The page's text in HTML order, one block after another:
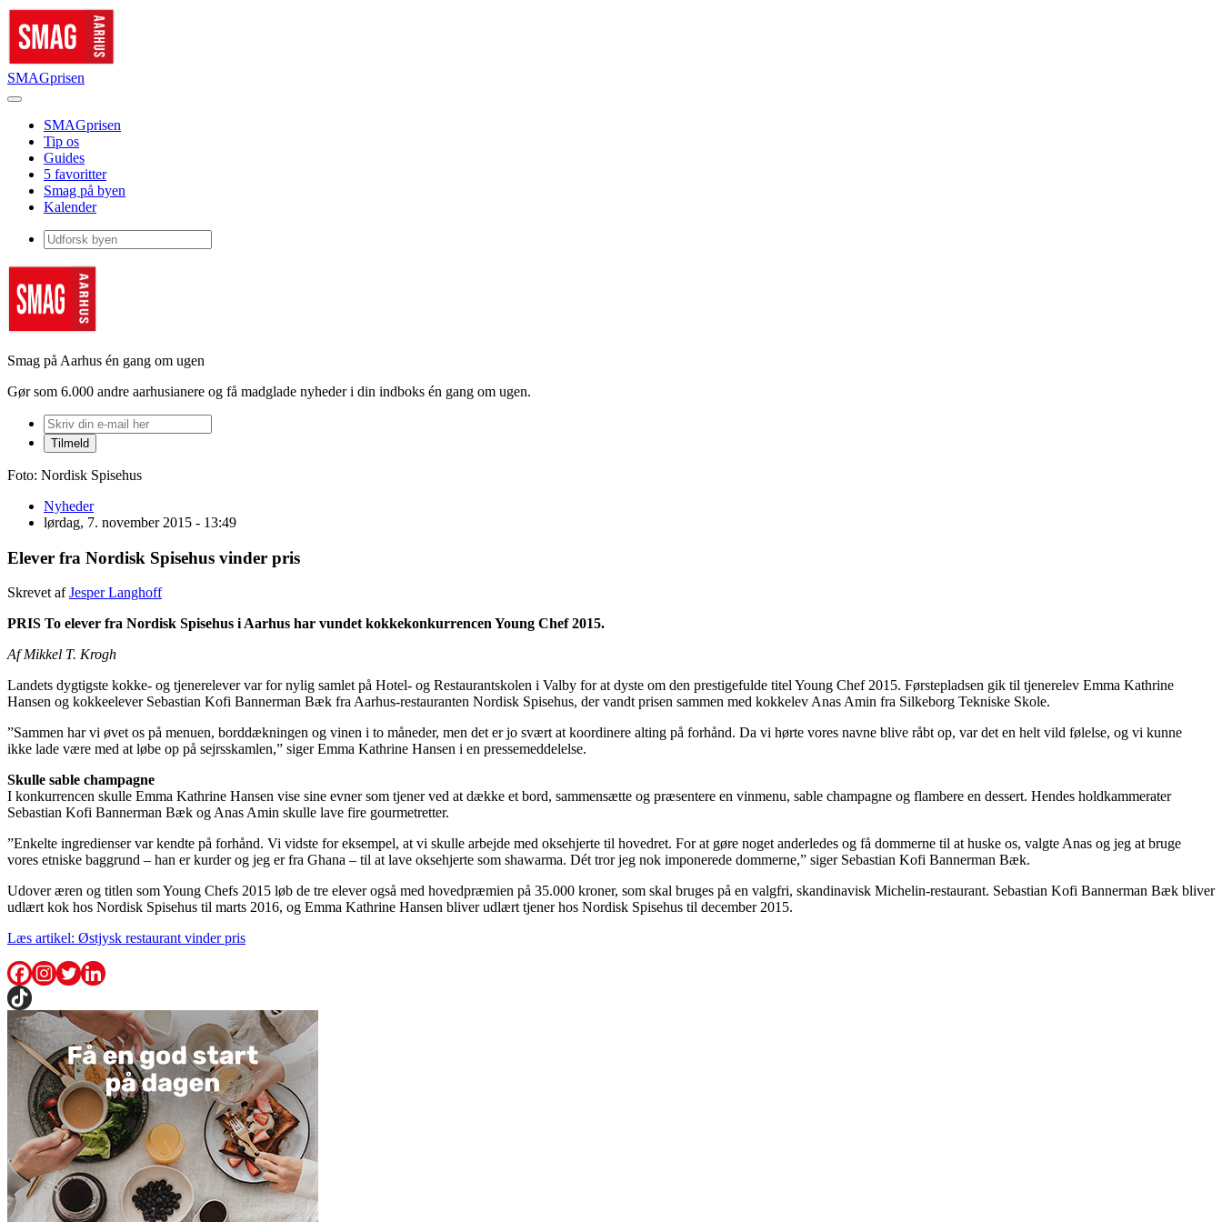
SMAGprisen
SMAGprisen
Tip os
Guides
5 favoritter
Smag på byen
Kalender
Smag på Aarhus én gang om ugen
Gør som 6.000 andre aarhusianere og få madglade nyheder i din indboks én gang om ugen.
Foto: Nordisk Spisehus
Nyheder
lørdag, 7. november 2015 - 13:49
Elever fra Nordisk Spisehus vinder pris
Skrevet afJesper Langhoff
PRIS To elever fra Nordisk Spisehus i Aarhus har vundet kokkekonkurrencen Young Chef 2015.
Af Mikkel T. Krogh
Landets dygtigste kokke- og tjenerelever var for nylig samlet på Hotel- og Restaurantskolen i Valby for at dyste om den prestigefulde titel Young Chef 2015. Førstepladsen gik til tjenerelev Emma Kathrine
Hansen og kokkeelever Sebastian Kofi Bannerman Bæk fra Aarhus-restauranten Nordisk Spisehus, der vandt prisen sammen med kokkelev Anas Amin fra Silkeborg Tekniske Skole.
”Sammen har vi øvet os på menuen, borddækningen og vinen i to måneder, men det er jo svært at koordinere alting på forhånd. Da vi hørte vores navne blive råbt op, var det en helt vild følelse, og vi kunne
ikke lade være med at løbe op på sejrsskamlen,” siger Emma Kathrine Hansen i en pressemeddelelse.
Skulle sable champagne
I konkurrencen skulle Emma Kathrine Hansen vise sine evner som tjener ved at dække et bord, sammensætte og præsentere en vinmenu, sable champagne og flambere en dessert. Hendes holdkammerater
Sebastian Kofi Bannerman Bæk og Anas Amin skulle lave fire gourmetretter.
”Enkelte ingredienser var kendte på forhånd. Vi vidste for eksempel, at vi skulle arbejde med oksehjerte til hovedret. For at gøre noget anderledes og få dommerne til at huske os, valgte Anas og jeg at bruge
vores etniske baggrund – han er kurder og jeg er fra Ghana – til at lave oksehjerte som shawarma. Dét tror jeg nok imponerede dommerne,” siger Sebastian Kofi Bannerman Bæk.
Udover æren og titlen som Young Chefs 2015 løb de tre elever også med hovedpræmien på 35.000 kroner, som skal bruges på en valgfri, skandinavisk Michelin-restaurant. Sebastian Kofi Bannerman Bæk bliver
udlært kok hos Nordisk Spisehus til marts 2016, og Emma Kathrine Hansen bliver udlært tjener hos Nordisk Spisehus til december 2015.
Læs artikel: Østjysk restaurant vinder pris